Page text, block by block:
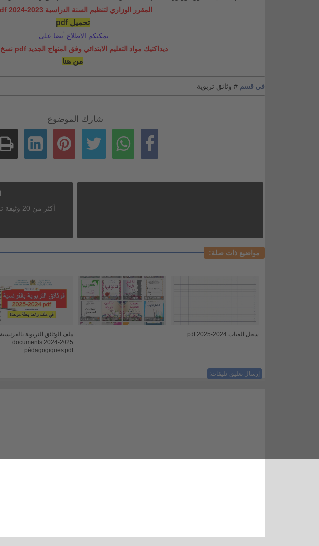
المقرر الوزاري لتنظيم السنة الدراسية 2023-2024 pdf:
تحميل pdf
يمكنكم الاطلاع أيضا على:
ديداكتيك مواد التعليم الابتدائي وفق المنهاج الجديد pdf نسخ محينة:
من هنا
في قسم # وثائق تربوية
شارك الموضوع
أكثر من 20 وثيقة تربوية 2024-2023 بحلة موحدة Pdf
مواضيع ذات صلة:
سجل الغياب 2024-2025 pdf
ملف الوثائق التربوية بالفرنسية
2025-2024 documents
pédagogiques pdf
ليست هناك تعليقات:
إرسال تعليق